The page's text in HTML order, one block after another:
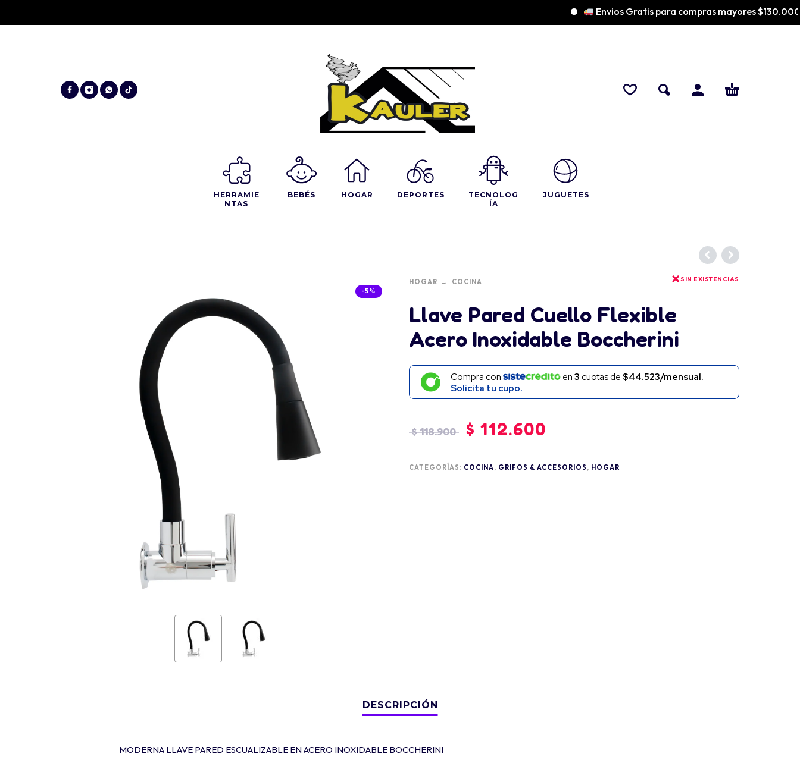
Envios Gratis para compras mayores $130.000
HERRAMIE
NTAS
BEBÉS HOGAR DEPORTES
TECNOLOG
ÍA
JUGUETES
-5%
HOGAR COCINA SIN EXISTENCIAS
Llave Pared Cuello Flexible
Acero Inoxidable Boccherini
Compra con en3 cuotas de $44.523/mensual.
Solicita tu cupo.
$118.900 $ 112.600
CATEGORÍAS: COCINA, GRIFOS & ACCESORIOS , HOGAR
MODERNA LLAVE PARED ESCUALIZABLE EN ACERO INOXIDABLE BOCCHERINI